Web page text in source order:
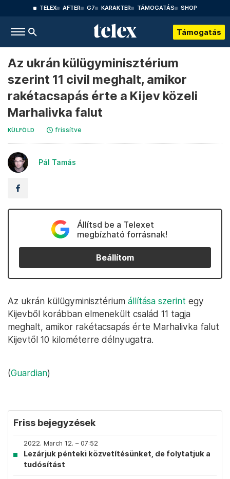
TELEX AFTER G7 KARAKTER TÁMOGATÁS SHOP
Támogatás
Az ukrán külügyminisztérium
szerint 11 civil meghalt, amikor
rakétacsapás érte a Kijev közeli
Marhalivka falut
KÜLFÖLD frissítve
Pál Tamás
Állítsd be a Telexet
megbízható forrásnak!
Beállítom
Az ukrán külügyminisztérium állítása szerint egy
Kijevből korábban elmenekült család 11 tagja
meghalt, amikor rakétacsapás érte Marhalivka falut
Kijevtől 10 kilométerre délnyugatra.
(Guardian)
Friss bejegyzések
2022. March 12. – 07:52
Lezárjuk pénteki közvetítésünket, de folytatjuk a
tudósítást